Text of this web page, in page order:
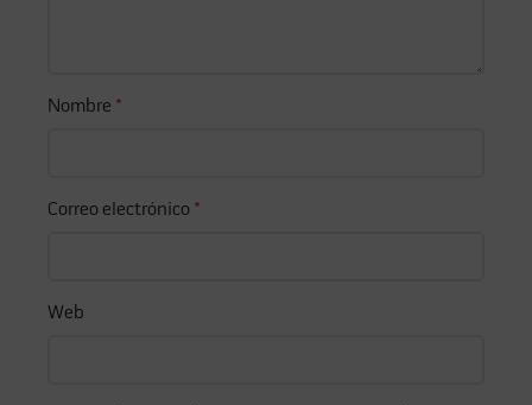
Nombre *
Correo electrónico *
Web